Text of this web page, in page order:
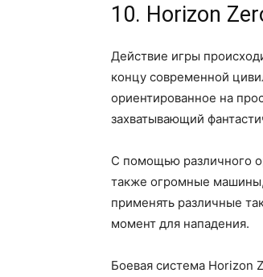
10. Horizon
Действие игры
концу современной
ориентированное на
захватывающий
С помощью различного
также огромные машины,
применять различные
момент для нападения.
Боевая система Horizon